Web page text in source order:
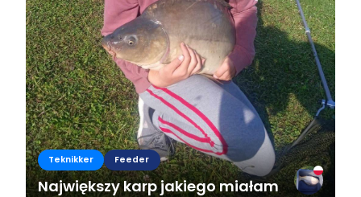
Teknikker Feeder
Największy karp jakiego miałam